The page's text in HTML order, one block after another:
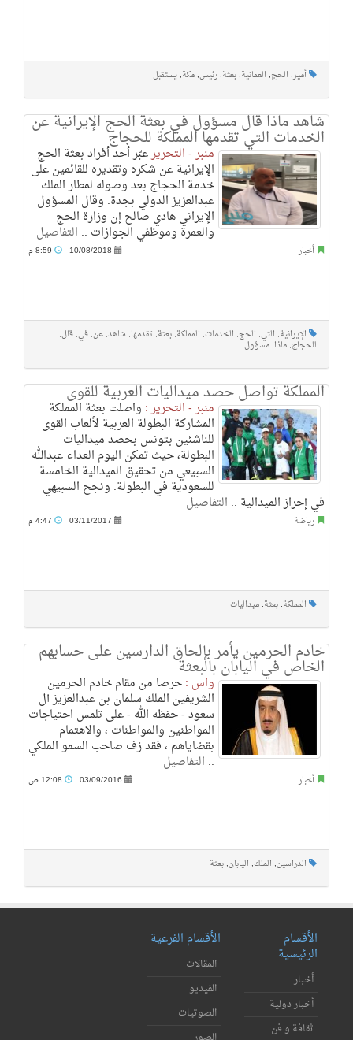
أمير, الحج, العمانية, بعثة, رئيس, مكة, يستقبل
شاهد ماذا قال مسؤول في بعثة الحج الإيرانية عن
الخدمات التي تقدمها المملكة للحجاج
منبر - التحريرعبّر أحد أفراد بعثة الحج
الإيرانية عن شكره وتقديره للقائمين على
خدمة الحجاج بعد وصوله لمطار الملك
عبدالعزيز الدولي بجدة. وقال المسؤول
الإيراني هادي صالح إن وزارة الحج
والعمرة وموظفي الجوازات .. التفاصيل
أخبار 10/08/2018
الإيرانية, التي, الحج, الخدمات, المملكة, بعثة, تقدمها, شاهد, عن, في, قال,
للحجاج, ماذا, مسؤول
المملكة تواصل حصد ميداليات العربية للقوى
منبر - التحرير : واصلت بعثة المملكة
المشاركة البطولة العربية لألعاب القوى
للناشئين بتونس بحصد ميداليات
البطولة، حيث تمكن اليوم العداء عبدالله
السبيعي من تحقيق الميدالية الخامسة
للسعودية في البطولة. ونجح السبيهي
في إحراز الميدالية .. التفاصيل
رياضة 03/11/2017
المملكة, بعثة, ميداليات
خادم الحرمين يأمر بإلحاق الدارسين على حسابهم
الخاص في اليابان بالبعثة
واس :حرصا من مقام خادم الحرمين
الشريفين الملك سلمان بن عبدالعزيز آل
سعود - حفظه الله - على تلمس احتياجات
المواطنين والمواطنات ، والاهتمام
بقضاياهم ، فقد زف صاحب السمو الملكي
.. التفاصيل
أخبار 03/09/2016
الدراسين, الملك, اليابان, بعثة
الأقسام
الرئيسية
أخبار
أخبار دولية
ثقافة و فن
الأقسام الفرعية
المقالات
الفيديو
الصوتيات